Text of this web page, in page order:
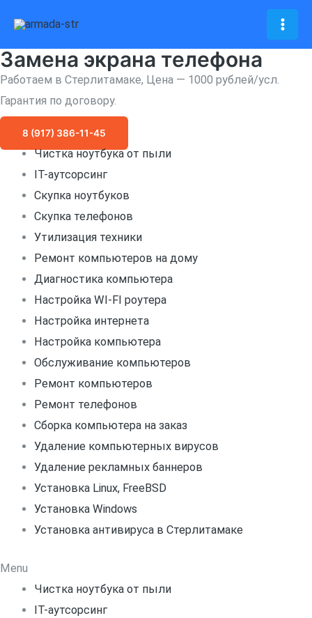
содержимому
Замена экрана телефона
Работаем в Стерлитамаке, Цена — 1000 рублей/усл.
Гарантия по договору.
8 (917) 386-11-45
Чистка ноутбука от пыли
IT-аутсорсинг
Скупка ноутбуков
Скупка телефонов
Утилизация техники
Ремонт компьютеров на дому
Диагностика компьютера
Настройка WI-FI роутера
Настройка интернета
Настройка компьютера
Обслуживание компьютеров
Ремонт компьютеров
Ремонт телефонов
Сборка компьютера на заказ
Удаление компьютерных вирусов
Удаление рекламных баннеров
Установка Linux, FreeBSD
Установка Windows
Установка антивируса в Стерлитамаке
Menu
Чистка ноутбука от пыли
IT-аутсорсинг